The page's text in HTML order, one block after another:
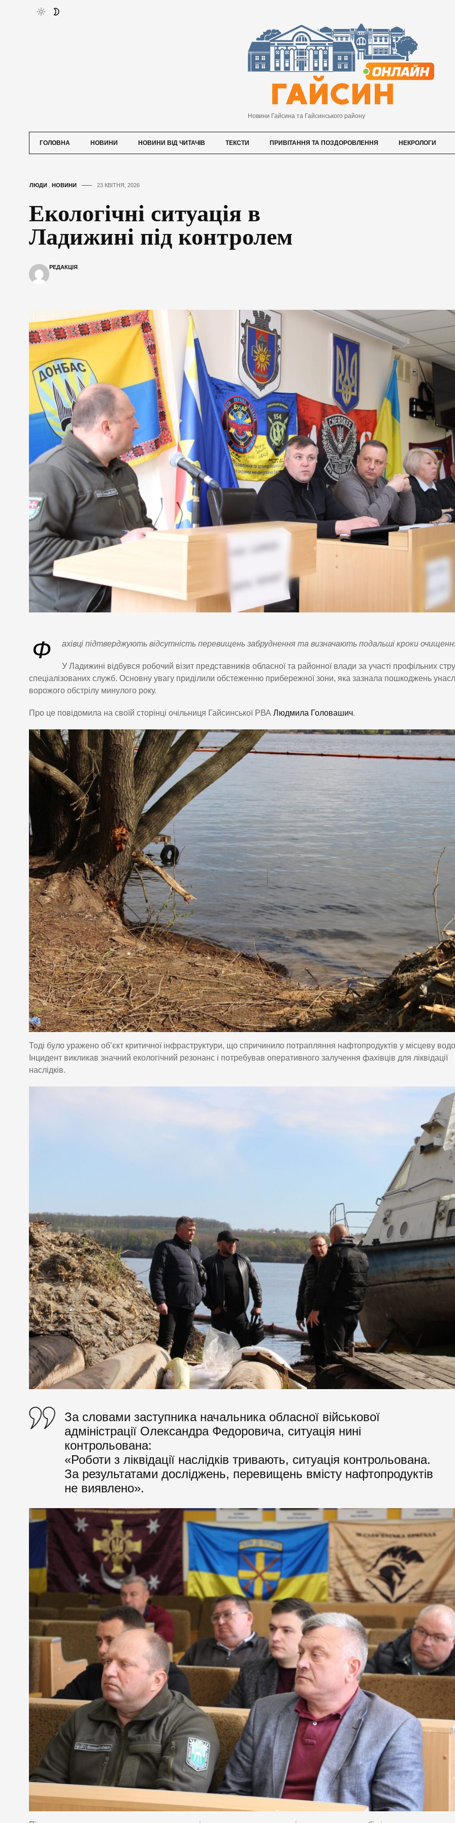
Новини Гайсина та Гайсинського району
ГОЛОВНА НОВИНИ НОВИНИ ВІД ЧИТАЧІВ ТЕКСТИ ПРИВІТАННЯ ТА ПОЗДОРОВЛЕННЯ НЕКРОЛОГИ
ЛЮДИ НОВИНИ 23 КВІТНЯ, 2026
Екологічні ситуація в
Ладижині під контролем
РЕДАКЦІЯ
Ф ахівці підтверджують відсутність перевищень забруднення та визначають подальші кроки
У Ладижині відбувся робочий візит представників обласної та районної влади за участі профільних
спеціалізованих служб. Основну увагу приділили обстеженню прибережної зони, яка зазнала пошкоджень
ворожого обстрілу минулого року.
Про це повідомила на своїй сторінці очільниця Гайсинської РВА Людмила Головашич.
Тоді було уражено об’єкт критичної інфраструктури, що спричинило потрапляння нафтопродуктів у місцеву
Інцидент викликав значний екологічний резонанс і потребував оперативного залучення фахівців для ліквідації
наслідків.
За словами заступника начальника обласної військової
адміністрації Олександра Федоровича, ситуація нині
контрольована:
«Роботи з ліквідації наслідків тривають, ситуація контрольована.
За результатами досліджень, перевищень вмісту нафтопродуктів
не виявлено».